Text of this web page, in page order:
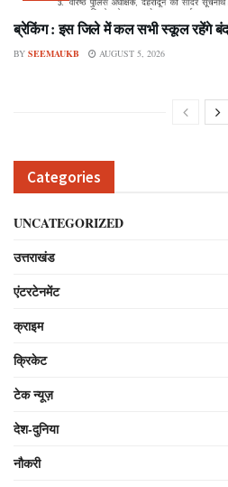
ब्रेकिंग : इस जिले में कल सभी स्कूल रहेंगे
BY SEEMAUKB AUGUST 5, 2026
Categories
UNCATEGORIZED
उत्तराखंड
एंटरटेनमेंट
क्राइम
क्रिकेट
टेक न्यूज़
देश-दुनिया
नौकरी